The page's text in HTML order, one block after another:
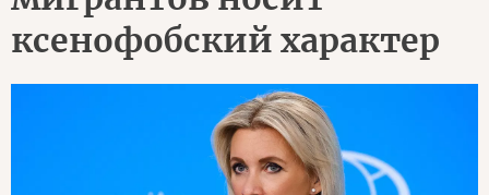
ксенофобский характер